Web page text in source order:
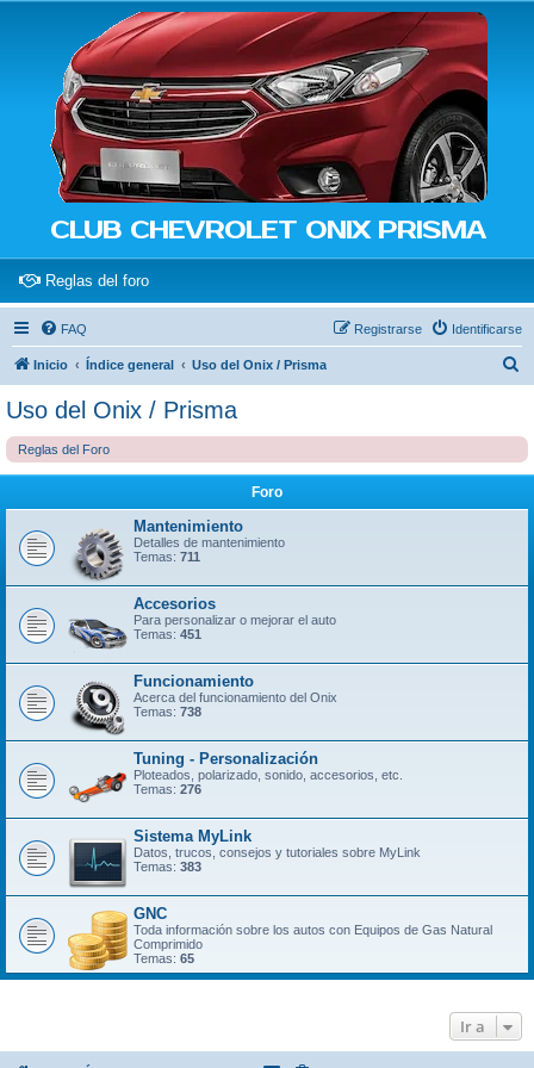
CLUB CHEVROLET ONIX PRISMA
Reglas del foro(Opens a new tab)
FAQ Identificarse
Registrarse
Inicio Índice general Uso del Onix / Prisma
a
r
Uso del Onix / Prisma
Reglas del Foro
Foro
Mantenimiento
Detalles de mantenimiento
Temas: 711
Accesorios
Para personalizar o mejorar el auto
Temas: 451
Funcionamiento
Acerca del funcionamiento del Onix
Temas: 738
Tuning - Personalización
Ploteados, polarizado, sonido, accesorios, etc.
Temas: 276
Sistema MyLink
Datos, trucos, consejos y tutoriales sobre MyLink
Temas: 383
GNC
Toda información sobre los autos con Equipos de Gas Natural
Comprimido
Temas: 65
Ir a